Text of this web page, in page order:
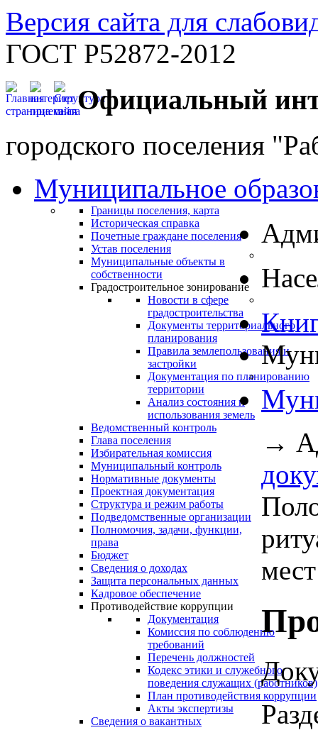
Версия сайта для
ГОСТ Р52872-2012
Официальный
городского поселения
Муниципальное
Границы поселения, карта
Историческая справка
Почетные граждане поселения
Устав поселения
Муниципальные объекты в
собственности
Градостроительное зонирование
Новости в сфере
градостроительства
Документы территориального
планирования
Правила землепользования и
застройки
Документация по планированию
территории
Анализ состояния и
использования земель
Ведомственный контроль
Глава поселения
Избирательная комиссия
Муниципальный контроль
Нормативные документы
Проектная документация
Структура и режим работы
Подведомственные организации
Полномочия, задачи, функции,
права
Бюджет
Сведения о доходах
Защита персональных данных
Кадровое обеспечение
Противодействие коррупции
Документация
Комиссия по соблюдению
требований
Перечень должностей
Кодекс этики и служебного
поведения служащих (работников)
План противодействия коррупции
Акты экспертизы
Сведения о вакантных
→